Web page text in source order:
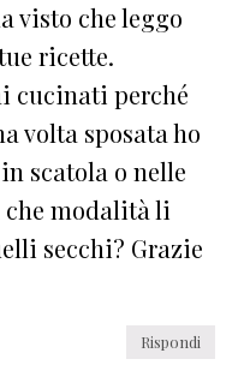
visto che leggo
ricette.
cucinati perché
volta sposata ho
scatola o nelle
che modalità li
secchi? Grazie
Rispondi